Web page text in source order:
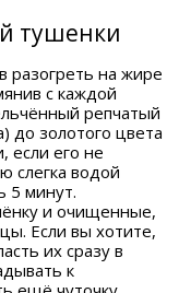
тушенки
разогреть на жире
с каждой
репчатый
до золотого цвета
если его не
слегка водой
5 минут.
и очищенные,
Если вы хотите,
их сразу в
к